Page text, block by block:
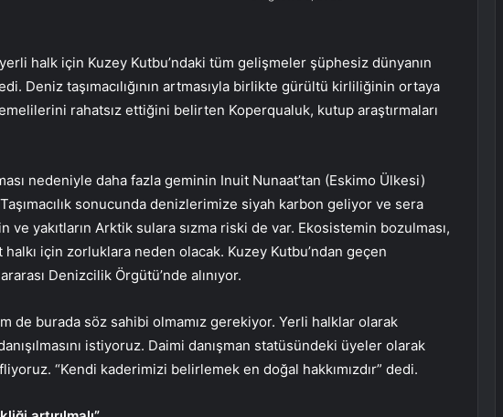
halk için Kuzey Kutbu’ndaki tüm gelişmeler şüphesiz dünyanın
Deniz taşımacılığının artmasıyla birlikte gürültü kirliliğinin ortaya
rahatsız ettiğini belirten Koperqualuk, kutup araştırmaları
nedeniyle daha fazla geminin Inuit Nunaat’tan (Eskimo Ülkesi)
sonucunda denizlerimize siyah karbon geliyor ve sera
ve yakıtların Arktik sulara sızma riski de var. Ekosistemin bozulması,
için zorluklara neden olacak. Kuzey Kutbu’ndan geçen
Denizcilik Örgütü’nde alınıyor.
de burada söz sahibi olmamız gerekiyor. Yerli halklar olarak
istiyoruz. Daimi danışman statüsündeki üyeler olarak
“Kendi kaderimizi belirlemek en doğal hakkımızdır” dedi.